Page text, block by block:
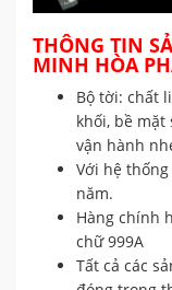
THÔNG TIN
MINH HÒA
Bộ tời: chất
khối, bề mặt
vận hành
Với hệ
năm.
Hàng chính
chữ 999A
Tất cả các